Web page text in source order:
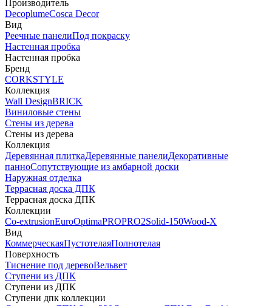
Производитель
DecoplumeCosca Decor
Вид
Реечные панелиПод покраску
Настенная пробка
Настенная пробка
Бренд
CORKSTYLE
Коллекция
Wall DesignBRICK
Виниловые стены
Стены из дерева
Стены из дерева
Коллекция
Деревянная плиткаДеревянные панелиДекоративные
панноСопутствующие из амбарной доски
Наружная отделка
Террасная доска ДПК
Террасная доска ДПК
Коллекции
Co-extrusionEuroOptimaPROPRO2Solid-150Wood-X
Вид
КоммерческаяПустотелаяПолнотелая
Поверхность
Тиснение под деревоВельвет
Ступени из ДПК
Ступени из ДПК
Ступени дпк коллекции